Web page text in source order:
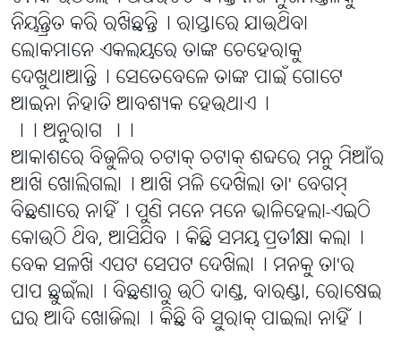
ନିୟନ୍ତ୍ରିତ କରି ରଖିଛନ୍ତି୤ ରାସ୍ତାରେ ଯାଉଥିବା
ଲୋକମାନେ ଏକଲୟରେ ତାଙ୍କ ଚେହେରାକୁ
ଦେଖୁଥାଆନ୍ତି୤ ସେତେବେଳେ ତାଙ୍କ ପାଇଁ ଗୋଟେ
ଆଇନା ନିହାତି ଆବଶ୍ୟକ ହେଉଥାଏ୤
।। ଅନୁରାଗ ।।
ଆକାଶରେ ବିଜୁଳିର ଚଟାକ୍ ଚଟାକ୍ ଶବ୍ଦରେ ମନୁ ମିଆଁର
ଆଖି ଖୋଲିଗଲା୤ ଆଖି ମଳି ଦେଖିଲା ତା' ବେଗମ୍
ବିଛଣାରେ ନାହିଁ୤ ପୁଣି ମନେ ମନେ ଭାଳିହେଲା-ଏଇଠି
କୋଉଠି ଥିବ, ଆସିଯିବ୤ କିଛି ସମୟ ପ୍ରତୀକ୍ଷା କଲା୤
ବେକ ସଳଖି ଏପଟ ସେପଟ ଦେଖିଲା୤ ମନକୁ ତା'ର
ପାପ ଛୁଇଁଲା୤ ବିଛଣାରୁ ଉଠି ଦାଣ୍ଡ, ବାରଣ୍ଡା, ରୋଷେଇ
ଘର ଆଦି ଖୋଜିଲା୤ କିଛି ବି ସୁରାକ୍ ପାଇଲା ନାହିଁ୤